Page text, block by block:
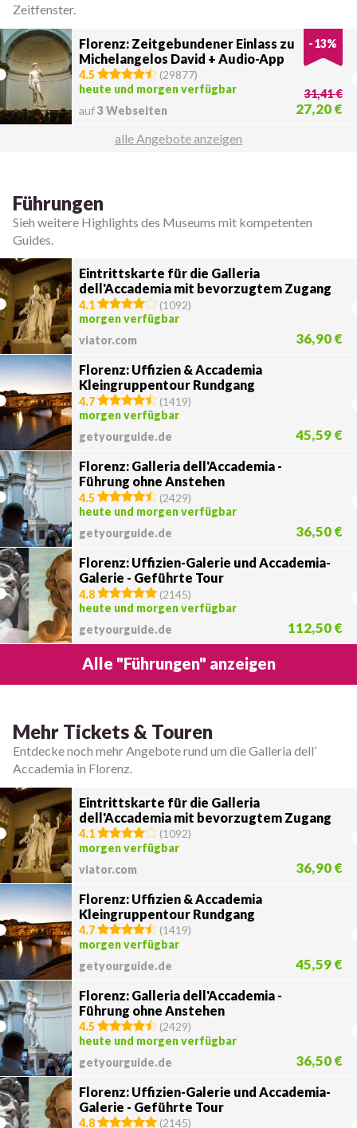
Zeitfenster.
Florenz: Zeitgebundener Einlass zu
Michelangelos David + Audio-App
-13%
4.5 (29877)
heute und morgen verfügbar
auf3 Webseiten
31,41 €
27,20 €
alle Angebote anzeigen
Führungen
Sieh weitere Highlights des Museums mit kompetenten
Guides.
Eintrittskarte für die Galleria
dell'Accademia mit bevorzugtem Zugang
4.1 (1092)
morgen verfügbar
viator.com
36,90 €
Florenz: Uffizien & Accademia
Kleingruppentour Rundgang
4.7 (1419)
morgen verfügbar
getyourguide.de
45,59 €
Florenz: Galleria dell'Accademia -
Führung ohne Anstehen
4.5 (2429)
heute und morgen verfügbar
getyourguide.de
36,50 €
Florenz: Uffizien-Galerie und Accademia-
Galerie - Geführte Tour
4.8 (2145)
heute und morgen verfügbar
getyourguide.de
112,50 €
Alle "Führungen" anzeigen
Mehr Tickets & Touren
Entdecke noch mehr Angebote rund um die Galleria dell’
Accademia in Florenz.
Eintrittskarte für die Galleria
dell'Accademia mit bevorzugtem Zugang
4.1 (1092)
morgen verfügbar
viator.com
36,90 €
Florenz: Uffizien & Accademia
Kleingruppentour Rundgang
4.7 (1419)
morgen verfügbar
getyourguide.de
45,59 €
Florenz: Galleria dell'Accademia -
Führung ohne Anstehen
4.5 (2429)
heute und morgen verfügbar
getyourguide.de
36,50 €
Florenz: Uffizien-Galerie und Accademia-
Galerie - Geführte Tour
4.8 (2145)